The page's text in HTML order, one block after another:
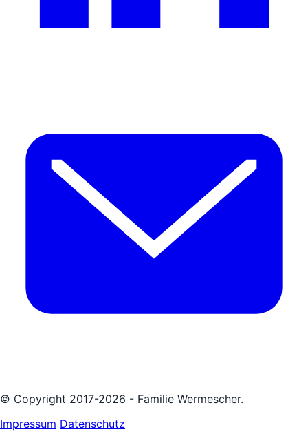
© Copyright 2017-2026 - Familie Wermescher.
Impressum Datenschutz